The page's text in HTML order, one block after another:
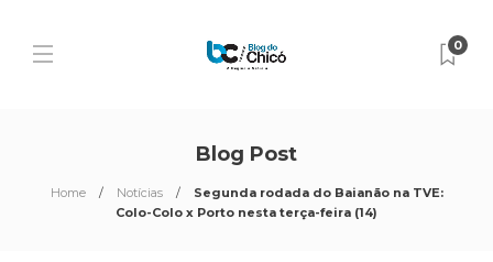
0
Blog Post
Home Notícias
Segunda rodada do Baianão na TVE:
Colo-Colo x Porto nesta terça-feira (14)